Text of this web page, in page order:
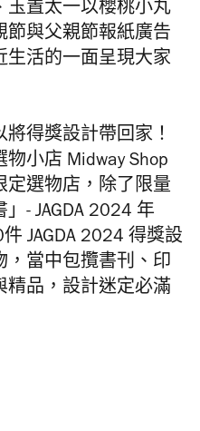
玉置太一以櫻桃小丸
節與父親節報紙廣告
生活的一面呈現大家
得獎設計帶回家！
小店 Midway Shop
定選物店，除了限量
- JAGDA 2024 年
JAGDA 2024 得獎設
，當中包攬書刊、印
精品，設計迷定必滿